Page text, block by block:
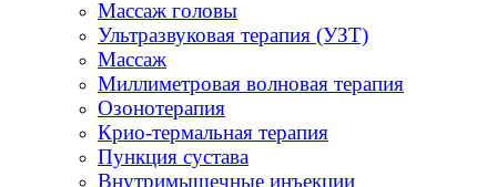
Массаж головы
Ультразвуковая терапия (УЗТ)
Массаж
Миллиметровая волновая терапия
Озонотерапия
Крио-термальная терапия
Пункция сустава
Внутримышечные инъекции